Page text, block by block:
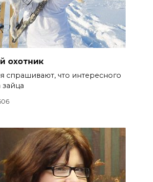
охотник
спрашивают, что интересного
зайца